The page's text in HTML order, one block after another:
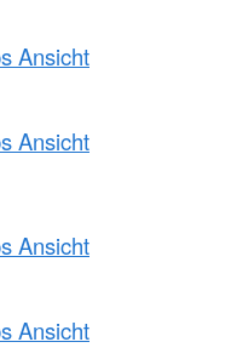
Ansicht
Ansicht
Ansicht
Ansicht